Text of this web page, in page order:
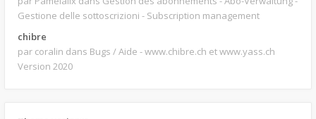
Gestione delle sottoscrizioni - Subscription management
chibre
par coralin dans Bugs / Aide - www.chibre.ch et www.yass.ch
Version 2020